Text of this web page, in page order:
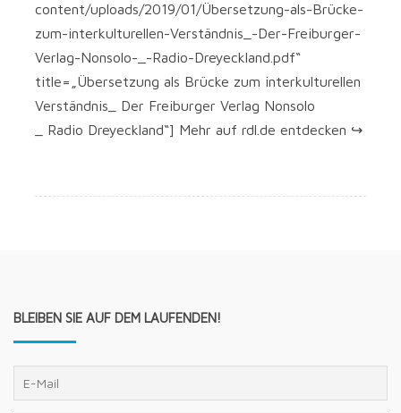
content/uploads/2019/01/Übersetzung-als-Brücke-
zum-interkulturellen-Verständnis_-Der-Freiburger-
Verlag-Nonsolo-_-Radio-Dreyeckland.pdf“
title=„Übersetzung als Brü­cke zum inter­kul­tu­rel­len
Verständnis_ Der Frei­bur­ger Ver­lag Non­so­lo
_ Radio Dreyeck­land“] Mehr auf rdl.de entdecken ↪
BLEIBEN SIE AUF DEM LAUFENDEN!